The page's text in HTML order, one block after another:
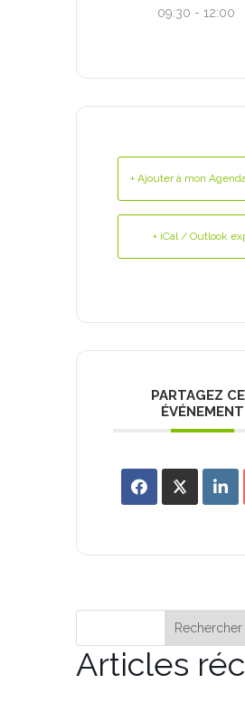
09:30 - 12:00
+ Ajouter à mon
+ iCal / Outlook
PARTAGEZ
ÉVÉNEMENT
Rechercher
Articles